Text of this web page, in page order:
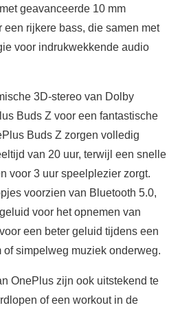
geavanceerde 10 mm
rijkere bass, die samen met
voor indrukwekkende audio
3D-stereo van Dolby
Buds Z voor een fantastische
Buds Z zorgen volledig
van 20 uur, terwijl een snelle
voor 3 uur speelplezier zorgt.
voorzien van Bluetooth 5.0,
voor het opnemen van
een beter geluid tijdens een
simpelweg muziek onderweg.
OnePlus zijn ook uitstekend te
of een workout in de